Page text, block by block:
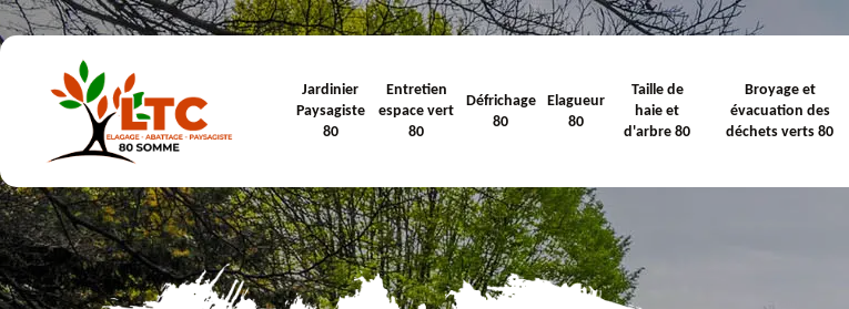
Jardinier
Paysagiste
80
Entretien
espace vert
80
Défrichage
80
Elagueur
80
Taille de
haie et
d'arbre 80
Broyage et
évacuation des
déchets verts 80